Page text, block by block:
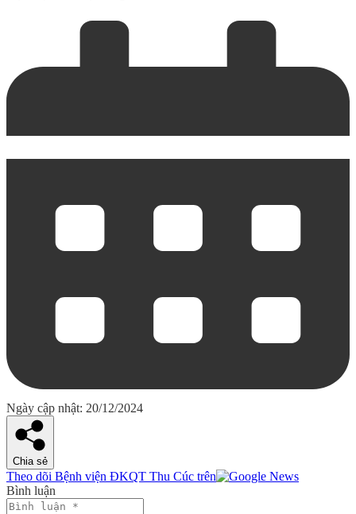
Ngày cập nhật: 20/12/2024
Chia sẻ
Theo dõi Bệnh viện ĐKQT Thu Cúc trên
Bình luận